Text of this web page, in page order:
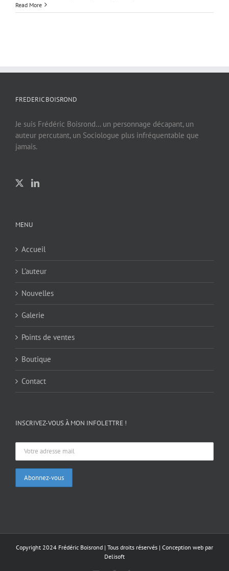
Read More
FREDERIC BOISROND
Je suis Frédéric Boisrond… un personnage décapant, un
auteur percutant, un Sociologue plus infréquentable que
jamais.
MENU
Accueil
L’auteur
Nouvelles
Galerie
Points de ventes
Boutique
Contact
INSCRIVEZ-VOUS À MON INFOLETTRE !
Copyright 2024 Frédéric Boisrond | Tous droits réservés | Conception web par
Delisoft